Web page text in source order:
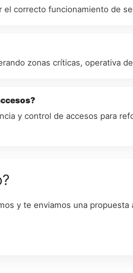
correcto funcionamiento de
zonas críticas, operativa
y control de accesos para
y te enviamos una propuesta